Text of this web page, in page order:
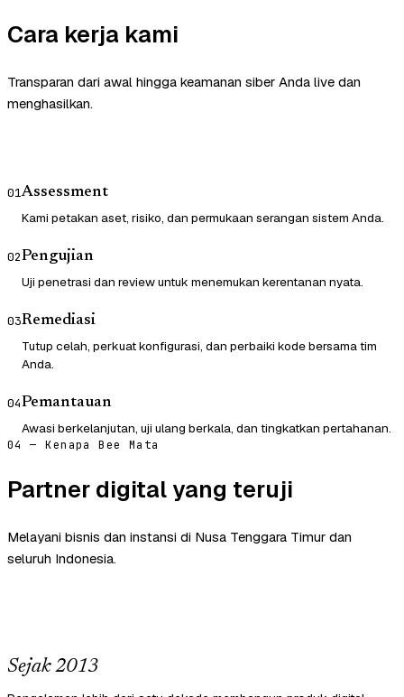
Cara kerja kami
Transparan dari awal hingga keamanan siber Anda live dan
menghasilkan.
01Assessment
Kami petakan aset, risiko, dan permukaan serangan sistem Anda.
02Pengujian
Uji penetrasi dan review untuk menemukan kerentanan nyata.
03Remediasi
Tutup celah, perkuat konfigurasi, dan perbaiki kode bersama tim
Anda.
04Pemantauan
Awasi berkelanjutan, uji ulang berkala, dan tingkatkan pertahanan.
04 — Kenapa Bee Mata
Partner digital yang teruji
Melayani bisnis dan instansi di Nusa Tenggara Timur dan
seluruh Indonesia.
Sejak 2013